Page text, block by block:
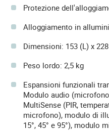
Protezione
Alloggiamento in
Dimensioni: 153 (L) x
Peso lordo: 2,5 kg
Espansioni funzionali
Modulo audio
MultiSense (PIR,
microfono), modulo di
15°, 45° e 95°), modulo